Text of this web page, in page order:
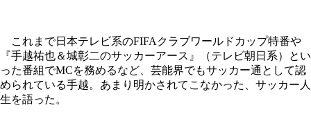
これまで日本テレビ系のFIFAクラブワールドカップ特番や
『手越祐也＆城彰二のサッカーアース』（テレビ朝日系）とい
った番組でMCを務めるなど、芸能界でもサッカー通として認
められている手越。あまり明かされてこなかった、サッカー人
生を語った。